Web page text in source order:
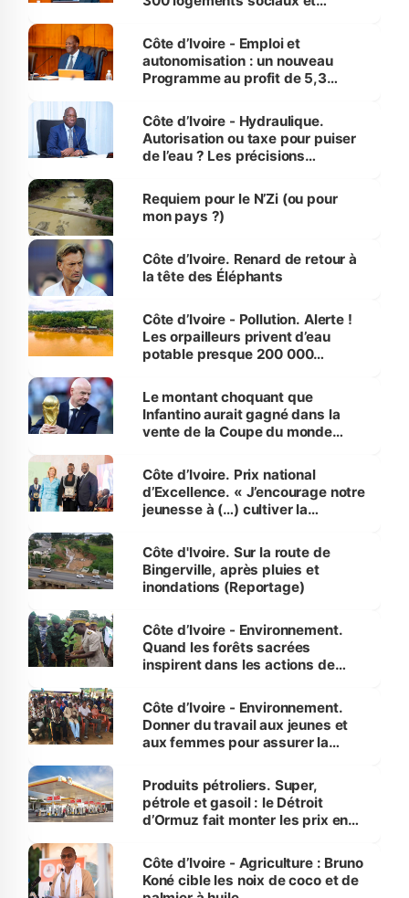
et Yamoussoukro
Côte d’Ivoire - Emploi et
autonomisation : un nouveau
Programme au profit de 5,3
Côte d’Ivoire - Hydraulique.
Autorisation ou taxe pour puiser
de l’eau ? Les précisions
Requiem pour le N’Zi (ou pour
mon pays ?)
Côte d’Ivoire. Renard de retour à
la tête des Éléphants
Côte d’Ivoire - Pollution. Alerte !
Les orpailleurs privent d’eau
potable presque 200 000
Le montant choquant que
Infantino aurait gagné dans la
vente de la Coupe du monde
Côte d’Ivoire. Prix national
d’Excellence. « J’encourage notre
jeunesse à (…) cultiver la
(Alassane Ouattara
Côte d'Ivoire. Sur la route de
Bingerville, après pluies et
inondations (Reportage)
Côte d’Ivoire - Environnement.
Quand les forêts sacrées
inspirent dans les actions de
Côte d’Ivoire - Environnement.
Donner du travail aux jeunes et
aux femmes pour assurer la
menacées
Produits pétroliers. Super,
pétrole et gasoil : le Détroit
d’Ormuz fait monter les prix en
Côte d’Ivoire - Agriculture : Bruno
Koné cible les noix de coco et de